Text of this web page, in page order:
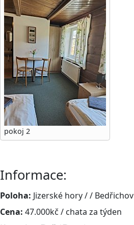
pokoj 2
Informace:
Poloha: Jizerské hory / / Bedřichov
Cena: 47.000kč / chata za týden